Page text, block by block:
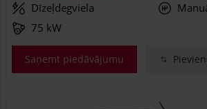
Dīzeļdegviela
75 kW
Saņemt piedāvājumu